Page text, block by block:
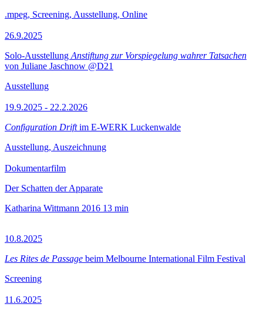
.mpeg, Screening, Ausstellung, Online
26.9.2025
Solo-Ausstellung Anstiftung zur Vorspiegelung wahrer Tatsachen
von Juliane Jaschnow @D21
Ausstellung
19.9.2025 - 22.2.2026
Configuration Driftim E-WERK Luckenwalde
Ausstellung, Auszeichnung
Dokumentarfilm
Der Schatten der Apparate
Katharina Wittmann 2016 13 min
10.8.2025
Les Rites de Passage beim Melbourne International Film Festival
Screening
11.6.2025